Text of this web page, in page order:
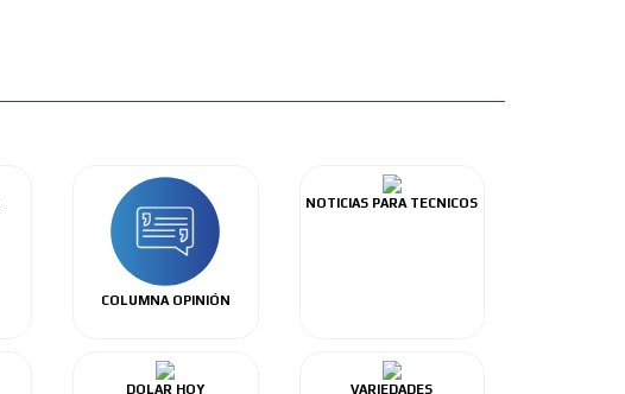
COLUMNA OPINIÓN
NOTICIAS PARA TECNICOS
DOLAR HOY VARIEDADES